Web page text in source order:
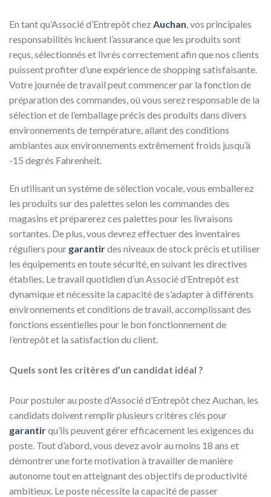
En tant qu’Associé d’Entrepôt chez Auchan , vos principales
responsabilités incluent l’assurance que les produits sont
reçus, sélectionnés et livrés correctement afin que nos clients
puissent profiter d’une expérience de shopping satisfaisante.
Votre journée de travail peut commencer par la fonction de
préparation des commandes, où vous serez responsable de la
sélection et de l’emballage précis des produits dans divers
environnements de température, allant des conditions
ambiantes aux environnements extrêmement froids jusqu’à
-15 degrés Fahrenheit.
En utilisant un système de sélection vocale, vous emballerez
les produits sur des palettes selon les commandes des
magasins et préparerez ces palettes pour les livraisons
sortantes. De plus, vous devrez effectuer des inventaires
réguliers pour garantirdes niveaux de stock précis et utiliser
les équipements en toute sécurité, en suivant les directives
établies. Le travail quotidien d’un Associé d’Entrepôt est
dynamique et nécessite la capacité de s’adapter à différents
environnements et conditions de travail, accomplissant des
fonctions essentielles pour le bon fonctionnement de
l’entrepôt et la satisfaction du client.
Quels sont les critères d’un candidat idéal ?
Pour postuler au poste d’Associé d’Entrepôt chez Auchan, les
candidats doivent remplir plusieurs critères clés pour
garantirqu’ils peuvent gérer efficacement les exigences du
poste. Tout d’abord, vous devez avoir au moins 18 ans et
démontrer une forte motivation à travailler de manière
autonome tout en atteignant des objectifs de productivité
ambitieux. Le poste nécessite la capacité de passer